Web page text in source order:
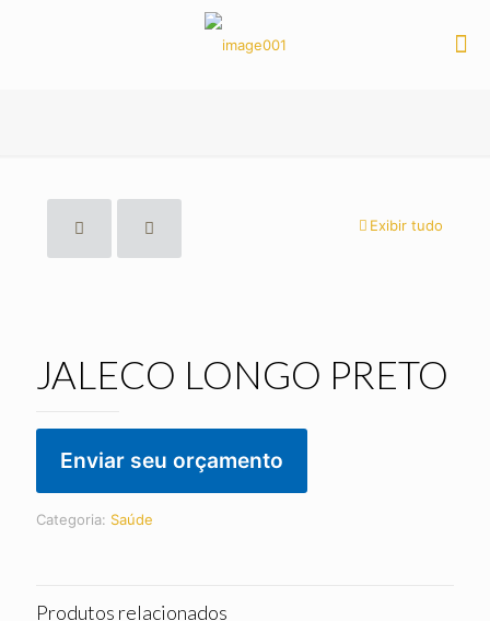
Exibir tudo
JALECO LONGO PRETO
Enviar seu orçamento
Categoria: Saúde
Produtos relacionados